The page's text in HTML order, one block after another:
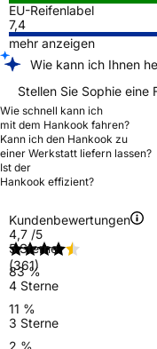
EU-Reifenlabel
7,4
mehr anzeigen
Wie kann ich Ihnen
Stellen Sie Sophie eine
Wie schnell kann ich
mit dem Hankook fahren?
Kann ich den Hankook zu
einer Werkstatt liefern lassen?
Ist der
Hankook effizient?
Kundenbewertungen
4,7 /5
(361)
5 Sterne
83 %
4 Sterne
11 %
3 Sterne
2 %